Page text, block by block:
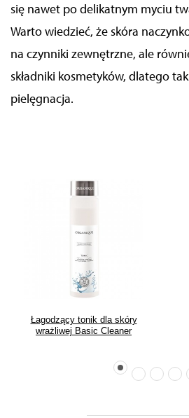
się nawet po delikatnym myciu
Warto wiedzieć, że skóra
na czynniki zewnętrzne, ale
składniki kosmetyków, dlatego
pielęgnacja.
Łagodzący tonik dla skóry
wrażliwej Basic Cleaner